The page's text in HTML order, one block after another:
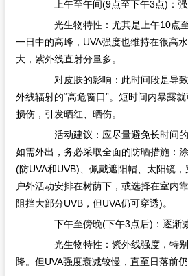
上午至午间(9点至下午3点)：强
光生物特性：尤其是上午10点至
一日中的高峰，UVA强度也维持在很高
大，紫外线直射分量多。
对皮肤的影响：此时间段是导致
外线辐射的“高危窗口”。短时间内暴露
损伤，引发晒红、晒伤。
活动建议：应尽量避免长时间的
如需外出，务必采取全面的防晒措施：
(防UVA和UVB)、佩戴遮阳帽、太阳镜
户外活动安排在树荫下，或选择在室内
阻挡大部分UVB，但UVA仍可穿透)。
下午至傍晚(下午3点后)：逐渐减
光生物特性：紫外线强度，特别
降。但UVA强度衰减较慢，直至日落前仍